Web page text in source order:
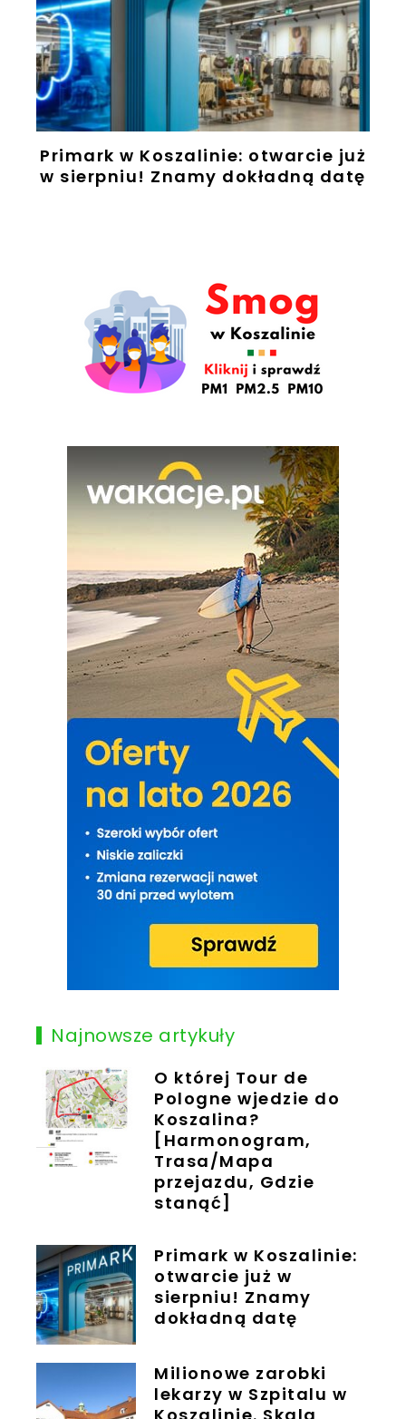
Primark w Koszalinie: otwarcie już
w sierpniu! Znamy dokładną datę
Najnowsze artykuły
O której Tour de
Pologne wjedzie do
Koszalina?
[Harmonogram,
Trasa/Mapa
przejazdu, Gdzie
stanąć]
Primark w Koszalinie:
otwarcie już w
sierpniu! Znamy
dokładną datę
Milionowe zarobki
lekarzy w Szpitalu w